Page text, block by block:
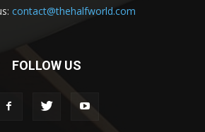
contact@thehalfworld.com
FOLLOW US